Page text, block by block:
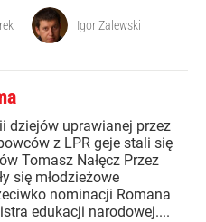
Igor Zalewski
dziejów uprawianej przez
z LPR geje stali się
Tomasz Nałęcz Przez
się młodzieżowe
nominacji Romana
edukacji narodowej....